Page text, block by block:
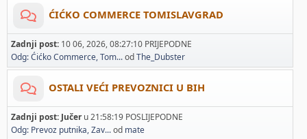
ĆIĆKO COMMERCE TOMISLAVGRAD
Zadnji post: 10 06, 2026, 08:27:10 PRIJEPODNE
Odg: Ćićko Commerce, Tom...odThe_Dubster
OSTALI VEĆI PREVOZNICI U BIH
Zadnji post: Jučeru 21:58:19 POSLIJEPODNE
Odg: Prevoz putnika, Zav...od mate